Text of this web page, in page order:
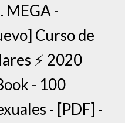
MEGA -
Curso de
⚡ 2020
- 100
- [PDF] -